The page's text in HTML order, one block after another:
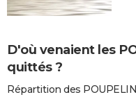
D'où venaient les
quittés ?
Répartition des